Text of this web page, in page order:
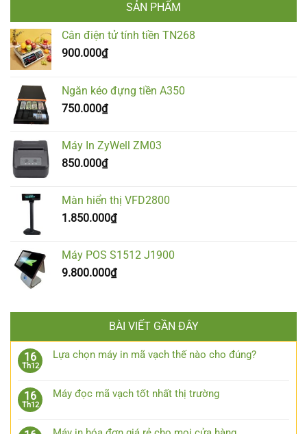
SẢN PHẨM
Cân điện tử tính tiền TN268
900.000₫
Ngăn kéo đựng tiền A350
750.000₫
Máy In ZyWell ZM03
850.000₫
Màn hiển thị VFD2800
1.850.000₫
Máy POS S1512 J1900
9.800.000₫
BÀI VIẾT GẦN ĐÂY
16
Th12
Lựa chọn máy in mã vạch thế nào cho đúng?
16
Th12
Máy đọc mã vạch tốt nhất thị trường